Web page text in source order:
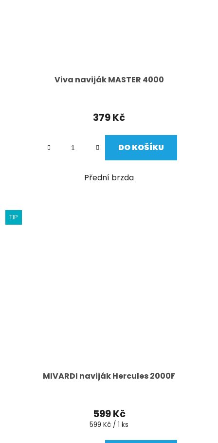
Viva naviják MASTER 4000
379 Kč
DO KOŠÍKU
Přední brzda
TIP
MIVARDI naviják Hercules 2000F
599 Kč
Měrná
599 Kč / 1 ks